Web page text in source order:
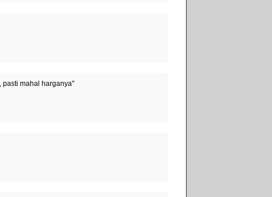
pasti mahal harganya"